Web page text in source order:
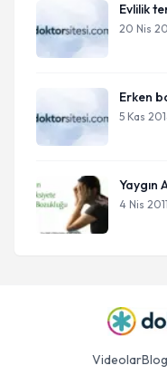
Evlilik
20 Nis
Erken
5 Kas
Yaygın
4 Nis 2011
VideolarBlog